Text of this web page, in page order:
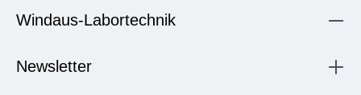
Windaus-Labortechnik
Newsletter